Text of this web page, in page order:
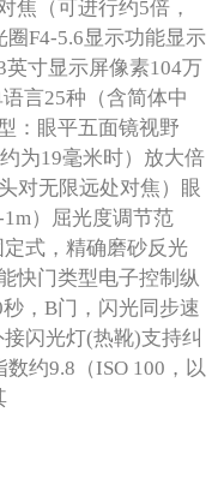
焦（可进行约5倍，
F4-5.6显示功能显示
寸显示屏像素104万
言25种（含简体中
：眼平五面镜视野
为19毫米时）放大倍
对无限远处对焦）眼
）屈光度调节范
定式，精确磨砂反光
快门类型电子控制纵
，B门，闪光同步速
闪光灯(热靴)支持纠
约9.8（ISO 100，以